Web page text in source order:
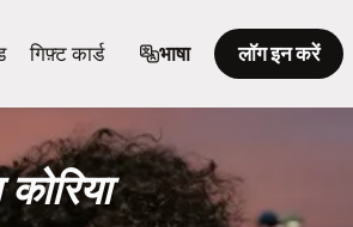
गिफ़्ट कार्ड भाषा लॉग इन करें